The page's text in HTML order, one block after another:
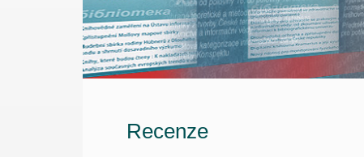
Recenze